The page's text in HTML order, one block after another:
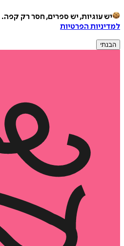
יש עוגיות, יש ספרים, חסר רק קפה.
למדיניות הפרטיות
הבנתי